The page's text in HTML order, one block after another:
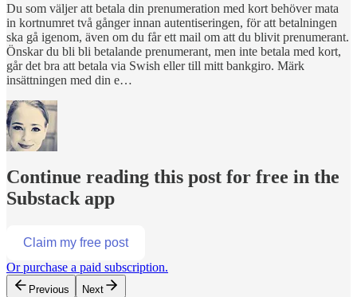
Du som väljer att betala din prenumeration med kort behöver mata
in kortnumret två gånger innan autentiseringen, för att betalningen
ska gå igenom, även om du får ett mail om att du blivit prenumerant.
Önskar du bli bli betalande prenumerant, men inte betala med kort,
går det bra att betala via Swish eller till mitt bankgiro. Märk
insättningen med din e…
Continue reading this post for free in the
Substack app
Claim my free post
Or purchase a paid subscription.
Previous Next